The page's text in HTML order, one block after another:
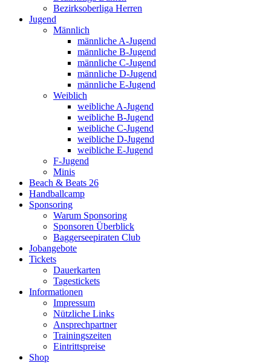
Bezirksoberliga Herren
Jugend
Männlich
männliche A-Jugend
männliche B-Jugend
männliche C-Jugend
männliche D-Jugend
männliche E-Jugend
Weiblich
weibliche A-Jugend
weibliche B-Jugend
weibliche C-Jugend
weibliche D-Jugend
weibliche E-Jugend
F-Jugend
Minis
Beach & Beats 26
Handballcamp
Sponsoring
Warum Sponsoring
Sponsoren Überblick
Baggerseepiraten Club
Jobangebote
Tickets
Dauerkarten
Tagestickets
Informationen
Impressum
Nützliche Links
Ansprechpartner
Trainingszeiten
Eintrittspreise
Shop